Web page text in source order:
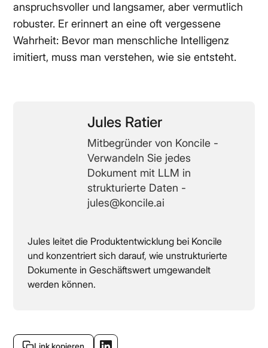
anspruchsvoller und langsamer, aber vermutlich
robuster. Er erinnert an eine oft vergessene
Wahrheit: Bevor man menschliche Intelligenz
imitiert, muss man verstehen, wie sie entsteht.
Jules Ratier
Mitbegründer von Koncile -
Verwandeln Sie jedes
Dokument mit LLM in
strukturierte Daten -
jules@koncile.ai
Jules leitet die Produktentwicklung bei Koncile
und konzentriert sich darauf, wie unstrukturierte
Dokumente in Geschäftswert umgewandelt
werden können.
Link kopieren